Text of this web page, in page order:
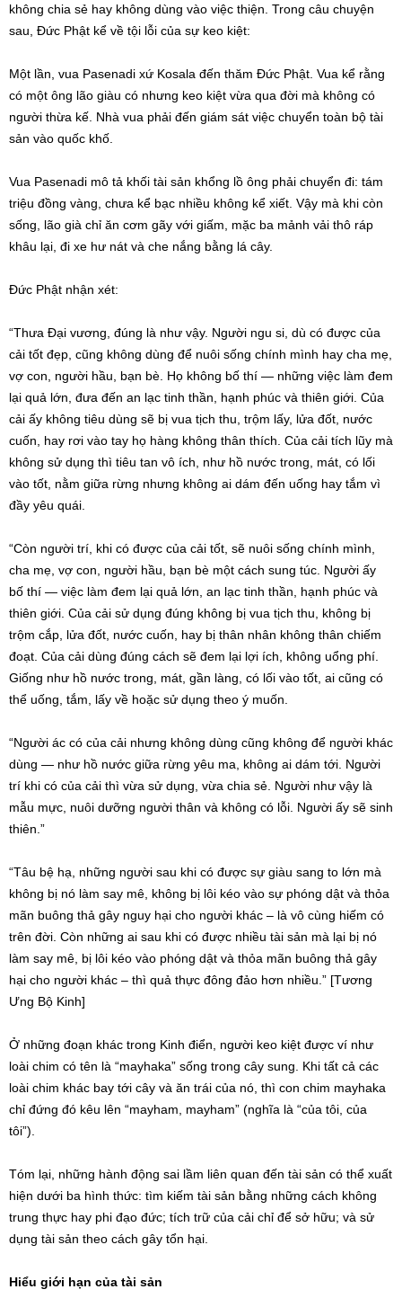
không chia sẻ hay không dùng vào việc thiện. Trong câu chuyện
sau, Đức Phật kể về tội lỗi của sự keo kiệt:
Một lần, vua Pasenadi xứ Kosala đến thăm Đức Phật. Vua kể rằng
có một ông lão giàu có nhưng keo kiệt vừa qua đời mà không có
người thừa kế. Nhà vua phải đến giám sát việc chuyển toàn bộ tài
sản vào quốc khố.
Vua Pasenadi mô tả khối tài sản khổng lồ ông phải chuyển đi: tám
triệu đồng vàng, chưa kể bạc nhiều không kể xiết. Vậy mà khi còn
sống, lão già chỉ ăn cơm gãy với giấm, mặc ba mảnh vải thô ráp
khâu lại, đi xe hư nát và che nắng bằng lá cây.
Đức Phật nhận xét:
“Thưa Đại vương, đúng là như vậy. Người ngu si, dù có được của
cải tốt đẹp, cũng không dùng để nuôi sống chính mình hay cha mẹ,
vợ con, người hầu, bạn bè. Họ không bố thí — những việc làm đem
lại quả lớn, đưa đến an lạc tinh thần, hạnh phúc và thiên giới. Của
cải ấy không tiêu dùng sẽ bị vua tịch thu, trộm lấy, lửa đốt, nước
cuốn, hay rơi vào tay họ hàng không thân thích. Của cải tích lũy mà
không sử dụng thì tiêu tan vô ích, như hồ nước trong, mát, có lối
vào tốt, nằm giữa rừng nhưng không ai dám đến uống hay tắm vì
đầy yêu quái.
“Còn người trí, khi có được của cải tốt, sẽ nuôi sống chính mình,
cha mẹ, vợ con, người hầu, bạn bè một cách sung túc. Người ấy
bố thí — việc làm đem lại quả lớn, an lạc tinh thần, hạnh phúc và
thiên giới. Của cải sử dụng đúng không bị vua tịch thu, không bị
trộm cắp, lửa đốt, nước cuốn, hay bị thân nhân không thân chiếm
đoạt. Của cải dùng đúng cách sẽ đem lại lợi ích, không uổng phí.
Giống như hồ nước trong, mát, gần làng, có lối vào tốt, ai cũng có
thể uống, tắm, lấy về hoặc sử dụng theo ý muốn.
“Người ác có của cải nhưng không dùng cũng không để người khác
dùng — như hồ nước giữa rừng yêu ma, không ai dám tới. Người
trí khi có của cải thì vừa sử dụng, vừa chia sẻ. Người như vậy là
mẫu mực, nuôi dưỡng người thân và không có lỗi. Người ấy sẽ sinh
thiên.”
“Tâu bệ hạ, những người sau khi có được sự giàu sang to lớn mà
không bị nó làm say mê, không bị lôi kéo vào sự phóng dật và thỏa
mãn buông thả gây nguy hại cho người khác – là vô cùng hiếm có
trên đời. Còn những ai sau khi có được nhiều tài sản mà lại bị nó
làm say mê, bị lôi kéo vào phóng dật và thỏa mãn buông thả gây
hại cho người khác – thì quả thực đông đảo hơn nhiều.” [Tương
Ưng Bộ Kinh]
Ở những đoạn khác trong Kinh điển, người keo kiệt được ví như
loài chim có tên là “mayhaka” sống trong cây sung. Khi tất cả các
loài chim khác bay tới cây và ăn trái của nó, thì con chim mayhaka
chỉ đứng đó kêu lên “mayham, mayham” (nghĩa là “của tôi, của
tôi”).
Tóm lại, những hành động sai lầm liên quan đến tài sản có thể xuất
hiện dưới ba hình thức: tìm kiếm tài sản bằng những cách không
trung thực hay phi đạo đức; tích trữ của cải chỉ để sở hữu; và sử
dụng tài sản theo cách gây tổn hại.
Hiểu giới hạn của tài sản